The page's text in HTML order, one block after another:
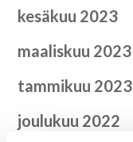
kesäkuu 2023
maaliskuu 2023
tammikuu 2023
joulukuu 2022